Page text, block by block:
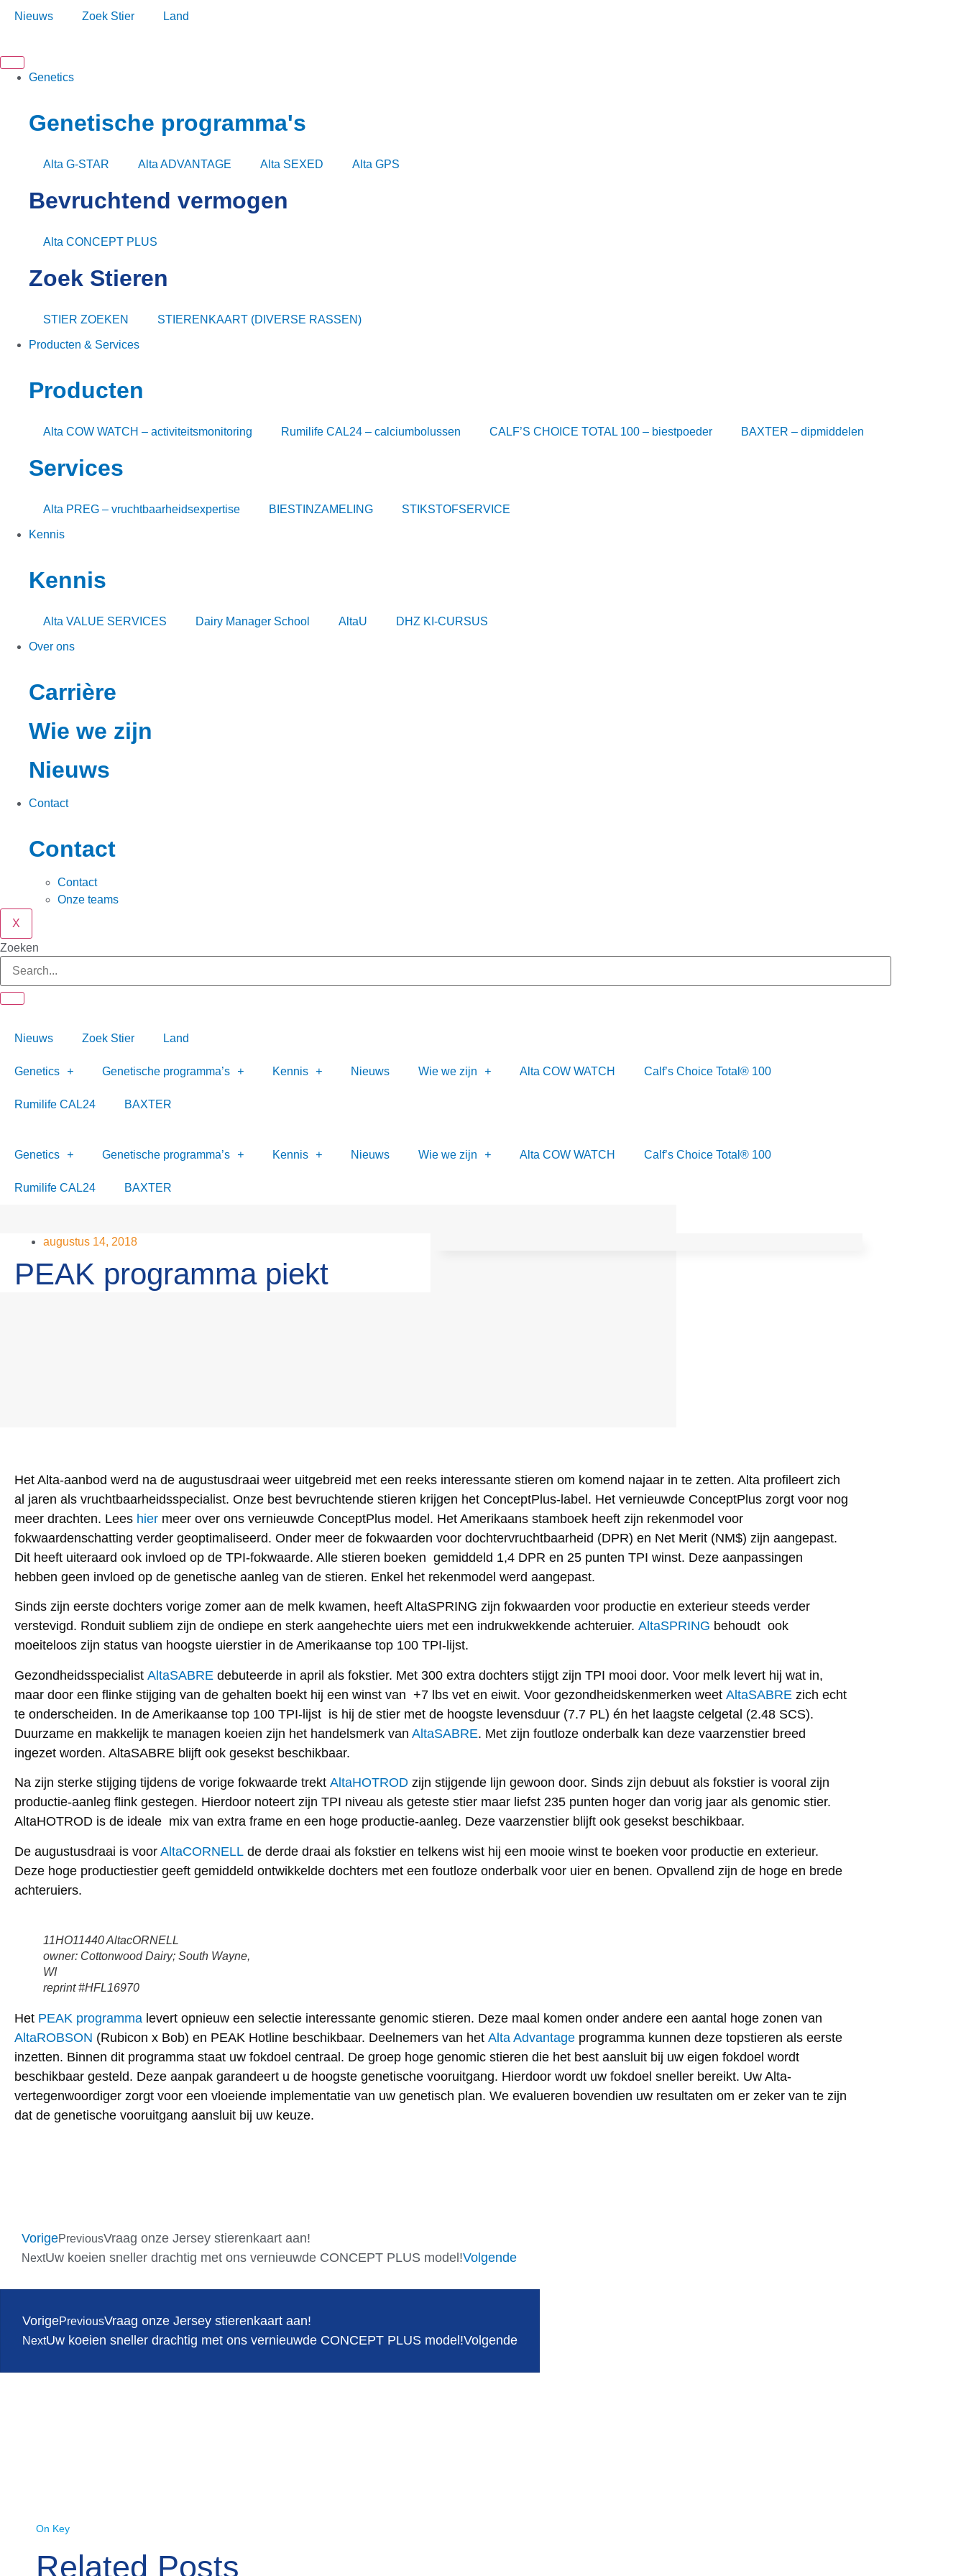
inhoud
Nieuws Zoek Stier Land
Genetics
Genetische programma's
Alta G-STAR Alta ADVANTAGE Alta SEXED Alta GPS
Bevruchtend vermogen
Alta CONCEPT PLUS
Zoek Stieren
STIER ZOEKEN STIERENKAART (DIVERSE RASSEN)
Producten & Services
Producten
Alta COW WATCH – activiteitsmonitoring Rumilife CAL24 – calciumbolussen CALF’S CHOICE TOTAL 100 – biestpoeder BAXTER – dipmiddelen
Services
Alta PREG – vruchtbaarheidsexpertise BIESTINZAMELING STIKSTOFSERVICE
Kennis
Kennis
Alta VALUE SERVICES Dairy Manager School AltaU DHZ KI-CURSUS
Over ons
Carrière
Wie we zijn
Nieuws
Contact
Contact
Contact
Onze teams
X
Zoeken
Nieuws Zoek Stier Land
Genetics Genetische programma’s Kennis Nieuws Wie we zijn Alta COW WATCH Calf’s Choice Total® 100
Rumilife CAL24 BAXTER
Genetics Genetische programma’s Kennis Nieuws Wie we zijn Alta COW WATCH Calf’s Choice Total® 100
Rumilife CAL24 BAXTER
augustus 14, 2018
PEAK programma piekt
Het Alta-aanbod werd na de augustusdraai weer uitgebreid met een reeks interessante stieren om komend najaar in te zetten. Alta profileert zich
al jaren als vruchtbaarheidsspecialist. Onze best bevruchtende stieren krijgen het ConceptPlus-label. Het vernieuwde ConceptPlus zorgt voor nog
meer drachten. Lees hier meer over ons vernieuwde ConceptPlus model. Het Amerikaans stamboek heeft zijn rekenmodel voor
fokwaardenschatting verder geoptimaliseerd. Onder meer de fokwaarden voor dochtervruchtbaarheid (DPR) en Net Merit (NM$) zijn aangepast.
Dit heeft uiteraard ook invloed op de TPI-fokwaarde. Alle stieren boeken gemiddeld 1,4 DPR en 25 punten TPI winst. Deze aanpassingen
hebben geen invloed op de genetische aanleg van de stieren. Enkel het rekenmodel werd aangepast.
Sinds zijn eerste dochters vorige zomer aan de melk kwamen, heeft AltaSPRING zijn fokwaarden voor productie en exterieur steeds verder
verstevigd. Ronduit subliem zijn de ondiepe en sterk aangehechte uiers met een indrukwekkende achteruier. AltaSPRING behoudt ook
moeiteloos zijn status van hoogste uierstier in de Amerikaanse top 100 TPI-lijst.
Gezondheidsspecialist AltaSABRE debuteerde in april als fokstier. Met 300 extra dochters stijgt zijn TPI mooi door. Voor melk levert hij wat in,
maar door een flinke stijging van de gehalten boekt hij een winst van +7 lbs vet en eiwit. Voor gezondheidskenmerken weet AltaSABRE zich echt
te onderscheiden. In de Amerikaanse top 100 TPI-lijst is hij de stier met de hoogste levensduur (7.7 PL) én het laagste celgetal (2.48 SCS).
Duurzame en makkelijk te managen koeien zijn het handelsmerk van AltaSABRE. Met zijn foutloze onderbalk kan deze vaarzenstier breed
ingezet worden. AltaSABRE blijft ook gesekst beschikbaar.
Na zijn sterke stijging tijdens de vorige fokwaarde trekt AltaHOTROD zijn stijgende lijn gewoon door. Sinds zijn debuut als fokstier is vooral zijn
productie-aanleg flink gestegen. Hierdoor noteert zijn TPI niveau als geteste stier maar liefst 235 punten hoger dan vorig jaar als genomic stier.
AltaHOTROD is de ideale mix van extra frame en een hoge productie-aanleg. Deze vaarzenstier blijft ook gesekst beschikbaar.
De augustusdraai is voor AltaCORNELL de derde draai als fokstier en telkens wist hij een mooie winst te boeken voor productie en exterieur.
Deze hoge productiestier geeft gemiddeld ontwikkelde dochters met een foutloze onderbalk voor uier en benen. Opvallend zijn de hoge en brede
achteruiers.
11HO11440 AltacORNELL
owner: Cottonwood Dairy; South Wayne,
WI
reprint #HFL16970
Het PEAK programma levert opnieuw een selectie interessante genomic stieren. Deze maal komen onder andere een aantal hoge zonen van
AltaROBSON (Rubicon x Bob) en PEAK Hotline beschikbaar. Deelnemers van het Alta Advantage programma kunnen deze topstieren als eerste
inzetten. Binnen dit programma staat uw fokdoel centraal. De groep hoge genomic stieren die het best aansluit bij uw eigen fokdoel wordt
beschikbaar gesteld. Deze aanpak garandeert u de hoogste genetische vooruitgang. Hierdoor wordt uw fokdoel sneller bereikt. Uw Alta-
vertegenwoordiger zorgt voor een vloeiende implementatie van uw genetisch plan. We evalueren bovendien uw resultaten om er zeker van te zijn
dat de genetische vooruitgang aansluit bij uw keuze.
VorigePreviousVraag onze Jersey stierenkaart aan!
NextUw koeien sneller drachtig met ons vernieuwde CONCEPT PLUS model!Volgende
VorigePreviousVraag onze Jersey stierenkaart aan!
NextUw koeien sneller drachtig met ons vernieuwde CONCEPT PLUS model!Volgende
On Key
Related Posts